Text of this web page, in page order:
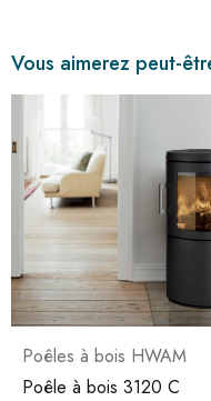
Vous aimerez peut-
Poêles à bois HWAM
Poêle à bois 3120 C